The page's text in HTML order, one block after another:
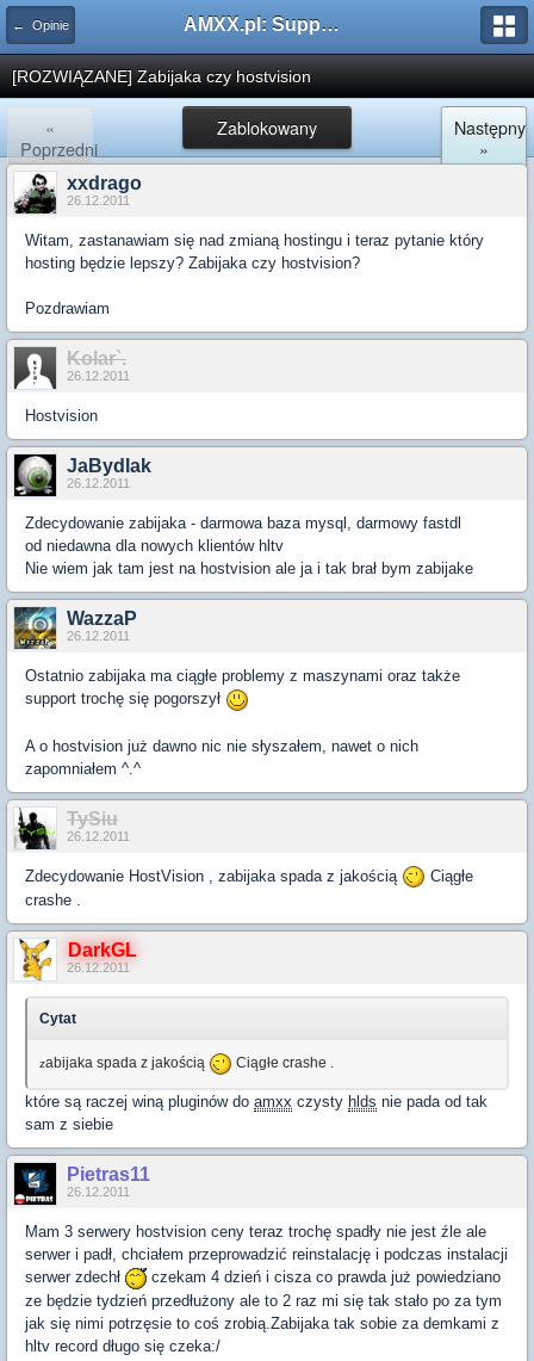
← Opinie AMXX.pl: Support AMX Mod X i SourceMod
[ROZWIĄZANE] Zabijaka czy hostvision
Zablokowany
«
Poprzedni
Następny
»
xxdrago
26.12.2011
Witam, zastanawiam się nad zmianą hostingu i teraz pytanie który
hosting będzie lepszy? Zabijaka czy hostvision?
Pozdrawiam
Kolar`.
26.12.2011
Hostvision
JaBydlak
26.12.2011
Zdecydowanie zabijaka - darmowa baza mysql, darmowy fastdl
od niedawna dla nowych klientów hltv
Nie wiem jak tam jest na hostvision ale ja i tak brał bym zabijake
WazzaP
26.12.2011
Ostatnio zabijaka ma ciągłe problemy z maszynami oraz także
support trochę się pogorszył
A o hostvision już dawno nic nie słyszałem, nawet o nich
zapomniałem ^.^
TySiu
26.12.2011
Zdecydowanie HostVision , zabijaka spada z jakością
Ciągłe
crashe .
DarkGL
26.12.2011
Cytat
zabijaka spada z jakością Ciągłe crashe .
które są raczej winą pluginów do amxx czysty hlds nie pada od tak
sam z siebie
Pietras11
26.12.2011
Mam 3 serwery hostvision ceny teraz trochę spadły nie jest źle ale
serwer i padł, chciałem przeprowadzić reinstalację i podczas instalacji
serwer zdechł
czekam 4 dzień i cisza co prawda już powiedziano
ze będzie tydzień przedłużony ale to 2 raz mi się tak stało po za tym
jak się nimi potrzęsie to coś zrobią.Zabijaka tak sobie za demkami z
hltv record długo się czeka:/